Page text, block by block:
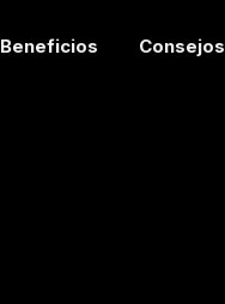
Beneficios Consejos